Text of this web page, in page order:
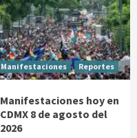
Manifestaciones Reportes
Manifestaciones hoy en
CDMX 8 de agosto del
2026